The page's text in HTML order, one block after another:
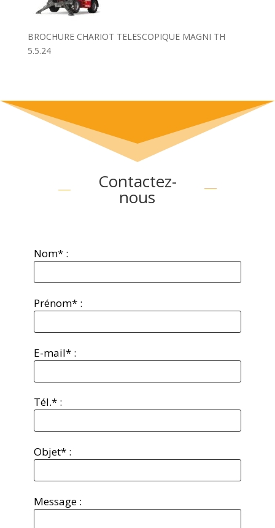
BROCHURE CHARIOT TELESCOPIQUE MAGNI TH
5.5.24
Contactez-
nous
Nom* :
Prénom* :
E-mail* :
Tél.* :
Objet* :
Message :